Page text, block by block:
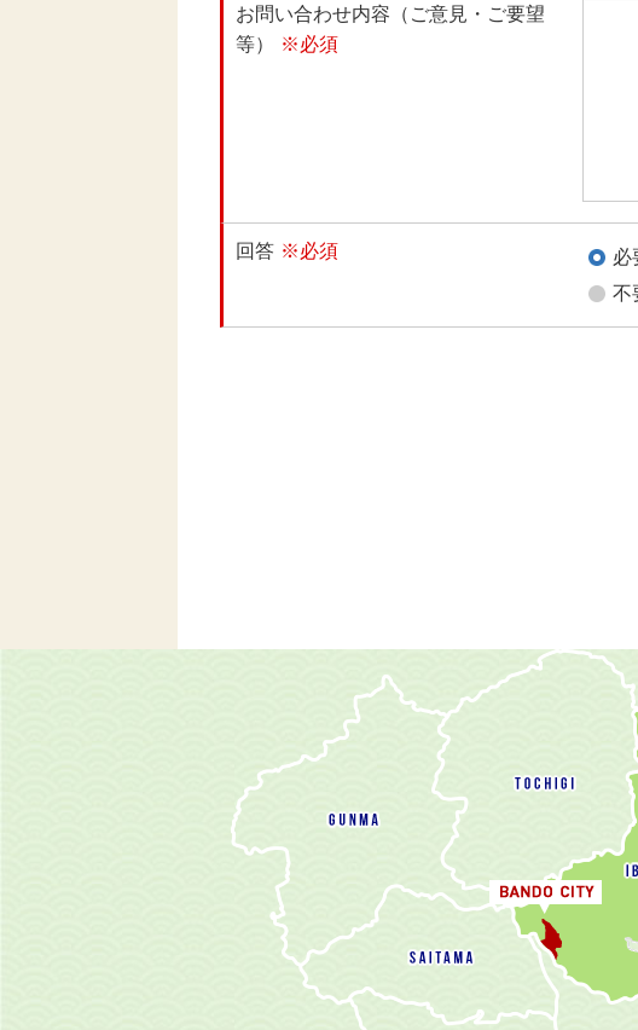
お問い合わせ内容（ご意見・ご要望
等）
※必須
回答 ※必須
必
不